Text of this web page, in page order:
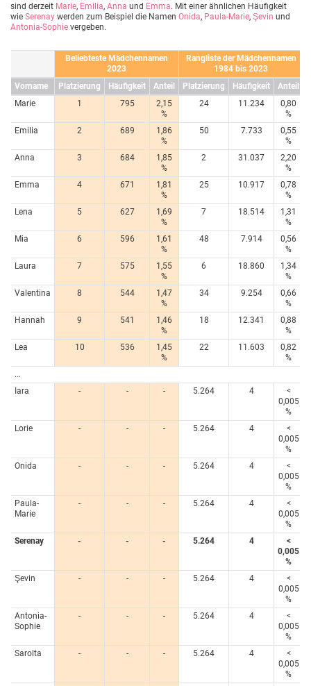
sind derzeit Marie, Emilia, Anna und Emma. Mit einer ähnlichen Häufigkeit
wie Serenay werden zum Beispiel die Namen Onida, Paula-Marie, Şevin und
Antonia-Sophie vergeben.
Beliebteste Mädchennamen
2023
Rangliste der Mädchennamen
1984 bis 2023
Vorname
Platzierung Häufigkeit Anteil Platzierung Häufigkeit
Anteil
Marie
1 795
2,15
%
24 11.234
0,80
%
Emilia
2 689
1,86
%
50 7.733
0,55
%
Anna
3 684
1,85
%
2 31.037
2,20
%
Emma
4 671
1,81
%
25 10.917
0,78
%
Lena
5 627
1,69
%
7 18.514
1,31
%
Mia
6 596
1,61
%
48 7.914
0,56
%
Laura
7 575
1,55
%
6 18.860
1,34
%
Valentina
8 544
1,47
%
34 9.254
0,66
%
Hannah
9 541
1,46
%
18 12.341
0,88
%
Lea
10 536
1,45
%
22 11.603
0,82
%
...
Iara
- - - 5.264 4
<
0,005
%
Lorie
- - - 5.264 4
<
0,005
%
Onida
- - - 5.264 4
<
0,005
%
Paula-
Marie
- - - 5.264 4
<
0,005
%
Serenay
- - - 5.264 4
<
0,005
%
Şevin
- - - 5.264 4
<
0,005
%
Antonia-
Sophie
- - - 5.264 4
<
0,005
%
Sarolta
- - - 5.264 4
<
0,005
%